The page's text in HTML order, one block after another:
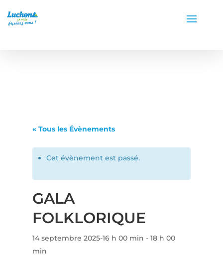
« Tous les Évènements
Cet évènement est passé.
GALA
FOLKLORIQUE
14 septembre 2025-16 h 00 min - 18 h 00
min